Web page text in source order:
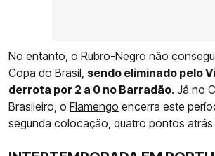
No entanto, o Rubro-Negro não
Copa do Brasil, sendo eliminado pelo
derrota por 2 a 0 no Barradão. Já no
Brasileiro, o Flamengo encerra este
segunda colocação, quatro pontos atrás